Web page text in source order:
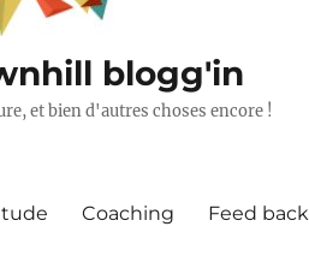
blogg'in
et bien d'autres choses encore !
Coaching Feed back